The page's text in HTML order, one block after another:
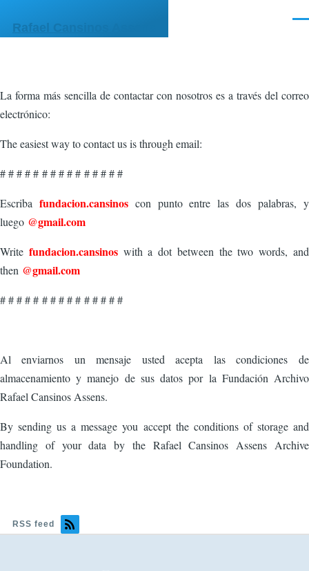
Rafael Cansinos Assens
La forma más sencilla de contactar con nosotros es a través del correo
electrónico:
The easiest way to contact us is through email:
# # # # # # # # # # # # # # #
Escriba fundacion.cansinos con punto entre las dos palabras, y
luego @gmail.com
Write fundacion.cansinos with a dot between the two words, and
then @gmail.com
# # # # # # # # # # # # # # #
Al enviarnos un mensaje usted acepta las condiciones de
almacenamiento y manejo de sus datos por la Fundación Archivo
Rafael Cansinos Assens.
By sending us a message you accept the conditions of storage and
handling of your data by the Rafael Cansinos Assens Archive
Foundation.
RSS feed